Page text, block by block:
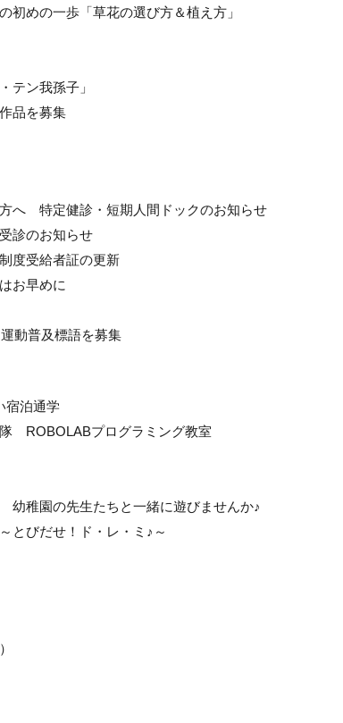
初めの一歩「草花の選び方＆植え方」
テン我孫子」
品を募集
へ 特定健診・短期人間ドックのお知らせ
診のお知らせ
度受給者証の更新
お早めに
動普及標語を募集
宿泊通学
隊 ROBOLABプログラミング教室
稚園の先生たちと一緒に遊びませんか♪
とびだせ！ド・レ・ミ♪～